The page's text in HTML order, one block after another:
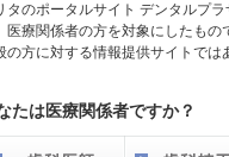
タのポータルサイト デンタルプ
医療関係者の方を対象にしたもの
の方に対する情報提供サイトでは
たは医療関係者ですか？
後に電源を入れてください。
後、確実に排水させてくだ
浸けておいてください。
モリタ製作所＞
垢などで固着することがあ